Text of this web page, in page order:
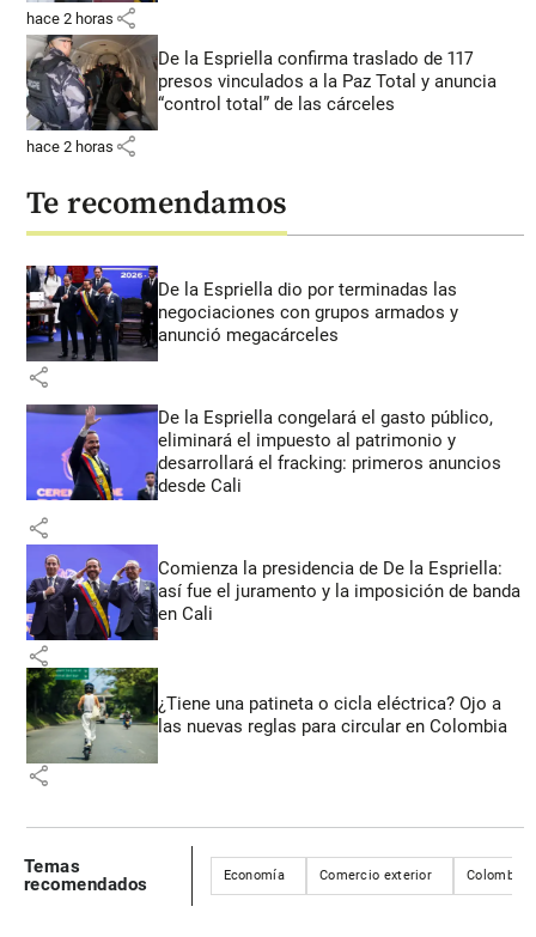
hace 2 horas share
De la Espriella confirma traslado de 117
presos vinculados a la Paz Total y anuncia
“control total” de las cárceles
hace 2 horas share
Te recomendamos
De la Espriella dio por terminadas las
negociaciones con grupos armados y
anunció megacárceles
share
De la Espriella congelará el gasto público,
eliminará el impuesto al patrimonio y
desarrollará el fracking: primeros anuncios
desde Cali
share
Comienza la presidencia de De la Espriella:
así fue el juramento y la imposición de banda
en Cali
share
¿Tiene una patineta o cicla eléctrica? Ojo a
las nuevas reglas para circular en Colombia
share
Temas
recomendados
Economía Comercio exterior Colombia